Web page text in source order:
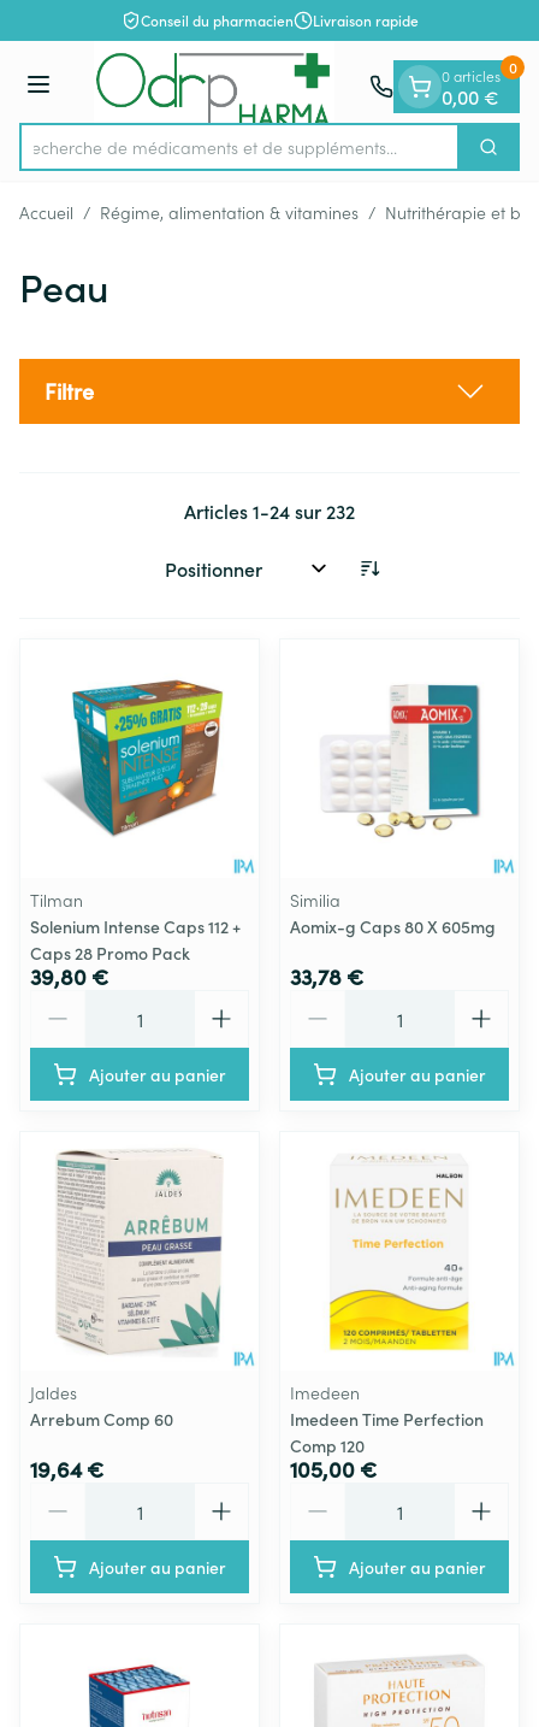
Aller au contenu
1 de 1Conseil du pharmacien Livraison rapide
Menu
Rechercher
Recherche de médicaments et d
0 articles
0,00 €
0
Accueil / Régime, alimentation & vitamines / Nutrithérapie et
Peau
Filtre
Articles1-24sur 232
Trier par:
Tilman
Solenium Intense Caps 112 +
Caps 28 Promo Pack
39,80 €
Ajouter au panier
Similia
Aomix-g Caps 80 X 605mg
33,78 €
Ajouter au panier
Jaldes
Arrebum Comp 60
19,64 €
Ajouter au panier
Imedeen
Imedeen Time Perfection
Comp 120
105,00 €
Ajouter au panier